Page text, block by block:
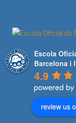
Escola
Barcelona i
4.9
review us